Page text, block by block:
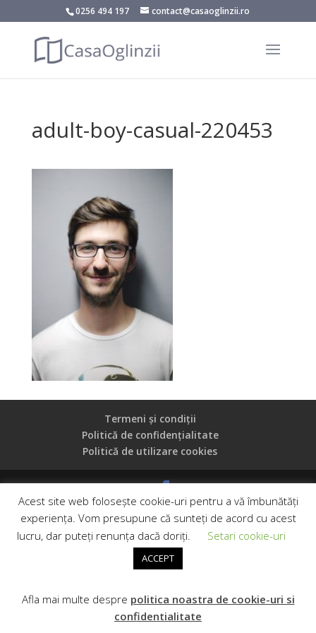
0256 494 197 contact@casaoglinzii.ro
adult-boy-casual-220453
Termeni și condiții
Politică de confidențialitate
Politică de utilizare cookies
Copyright © 2019 Casa Oglinzii, CUI: 41154830, Reg.
Com. J35/2227/2019
Acest site web folosește cookie-uri pentru a vă îmbunătăți
experiența. Vom presupune că sunteți de acord cu acest
lucru, dar puteți renunța dacă doriți.
Setari cookie-uri
ACCEPT
Afla mai multe despre politica noastra de cookie-uri si
confidentialitate